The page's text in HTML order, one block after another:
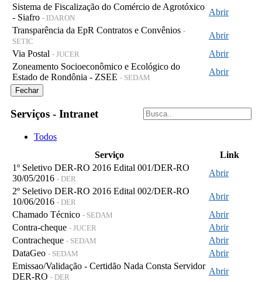
Sistema de Fiscalização do Comércio de Agrotóxico
- Siafro - IDARON
Abrir
Transparência da EpR Contratos e Convênios -
SETIC
Abrir
Via Postal - JUCER
Abrir
Zoneamento Socioeconômico e Ecológico do
Estado de Rondônia - ZSEE - SEDAM
Abrir
Fechar
Serviços - Intranet
Todos
Serviço
Link
1º Seletivo DER-RO 2016 Edital 001/DER-RO
30/05/2016 - DER
Abrir
2º Seletivo DER-RO 2016 Edital 002/DER-RO
10/06/2016 - DER
Abrir
Chamado Técnico - SEDAM
Abrir
Contra-cheque - JUCER
Abrir
Contracheque - SEDAM
Abrir
DataGeo - SEDAM
Abrir
Emissao/Validação - Certidão Nada Consta Servidor
DER-RO - DER
Abrir